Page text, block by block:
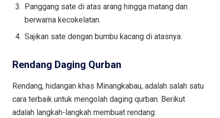
Panggang sate di atas arang hingga matang dan
berwarna kecokelatan.
Sajikan sate dengan bumbu kacang di atasnya.
Rendang Daging Qurban
Rendang, hidangan khas Minangkabau, adalah salah satu
cara terbaik untuk mengolah daging qurban. Berikut
adalah langkah-langkah membuat rendang: